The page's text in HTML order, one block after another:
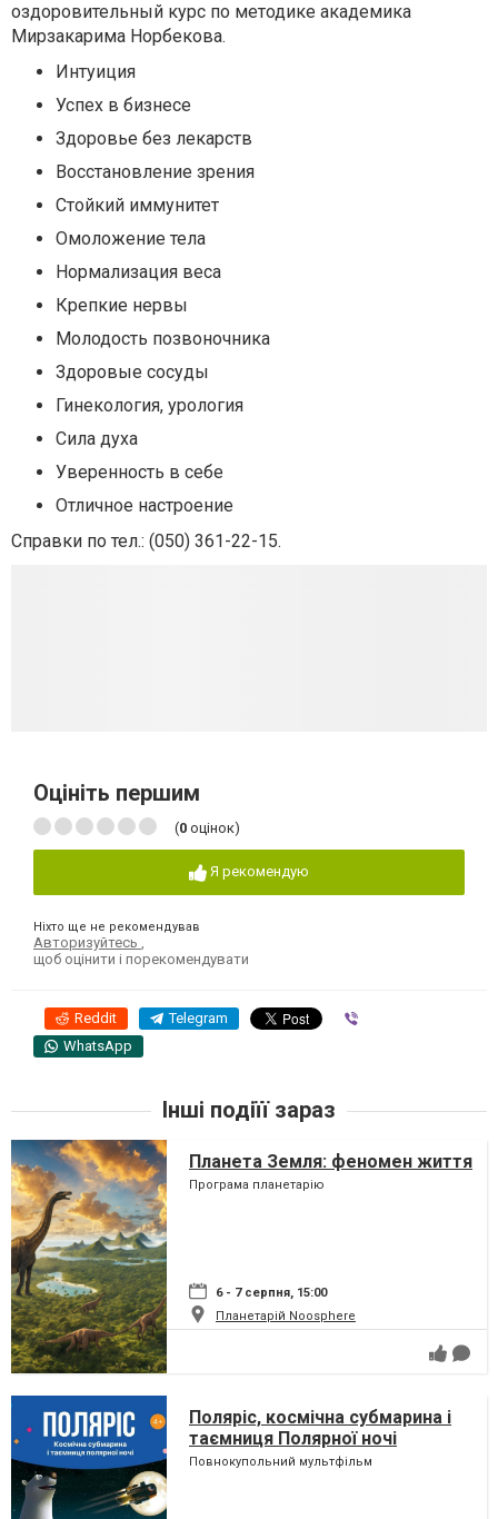
оздоровительный курс по методике академика
Мирзакарима Норбекова.
Интуиция
Успех в бизнесе
Здоровье без лекарств
Восстановление зрения
Стойкий иммунитет
Омоложение тела
Нормализация веса
Крепкие нервы
Молодость позвоночника
Здоровые сосуды
Гинекология, урология
Сила духа
Уверенность в себе
Отличное настроение
Справки по тел.: (050) 361-22-15.
Оцініть першим
(0 оцінок)
Я рекомендую
Ніхто ще не рекомендував
Авторизуйтесь
щоб оцінити і порекомендувати
Reddit Telegram
WhatsApp
Інші подіїї зараз
Планета Земля: феномен життя
Програма планетарію
6 - 7 серпня, 15:00
Планетарій Noosphere
Поляріс, космічна субмарина і
таємниця Полярної ночі
Повнокупольний мультфільм